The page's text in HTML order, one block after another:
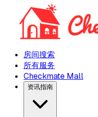
房间搜索
所有服务
Checkmate Mall
资讯指南